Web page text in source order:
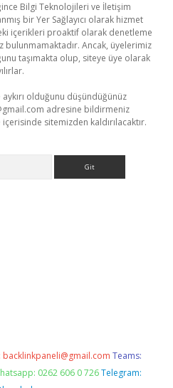
Bilgi Teknolojileri ve İletişim
bir Yer Sağlayıcı olarak hizmet
içerikleri proaktif olarak denetleme
bulunmamaktadır. Ancak, üyelerimiz
taşımakta olup, siteye üye olarak
olduğunu düşündüğünüz
adresine bildirmeniz
sitemizden kaldırılacaktır.
backlinkpaneli@gmail.com Teams:
0262 606 0 726 Telegram: